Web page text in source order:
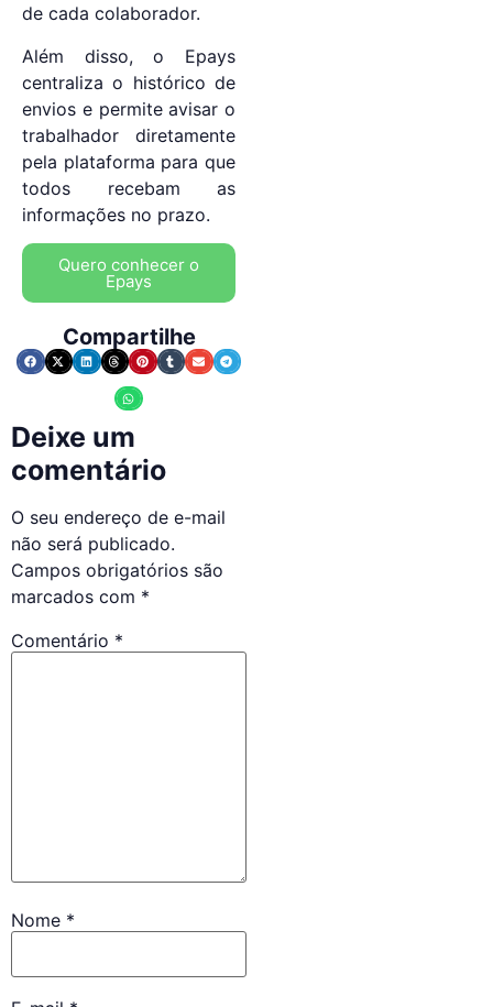
de cada colaborador.
Além disso, o Epays
centraliza o histórico de
envios e permite avisar o
trabalhador diretamente
pela plataforma para que
todos recebam as
informações no prazo.
Quero conhecer o
Epays
Compartilhe
Deixe um
comentário
O seu endereço de e-mail
não será publicado.
Campos obrigatórios são
marcados com *
Comentário *
Nome *